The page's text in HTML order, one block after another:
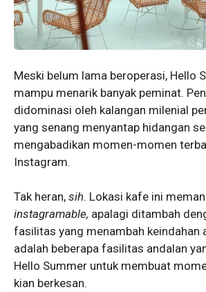
Meski belum lama beroperasi, Hello
mampu menarik banyak peminat.
didominasi oleh kalangan milenial
yang senang menyantap hidangan
mengabadikan momen-momen
Instagram.
Tak heran, sih. Lokasi kafe ini
instagramable, apalagi ditambah
fasilitas yang menambah keindahan
adalah beberapa fasilitas andalan
Hello Summer untuk membuat
kian berkesan.